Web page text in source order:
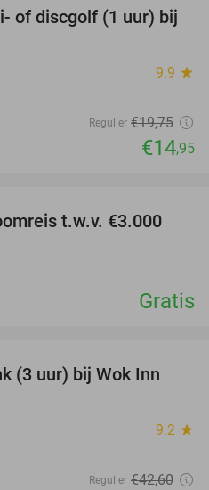
24%
of discgolf (1 uur) bij
9.9 star
Regulier €19,75
€14,95
t.w.v. €3.000
Gratis
24%
(3 uur) bij Wok Inn
9.2 star
Regulier €42,60